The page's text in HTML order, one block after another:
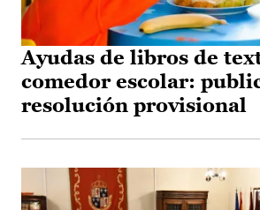
Ayudas de libros de
comedor escolar:
resolución provisional